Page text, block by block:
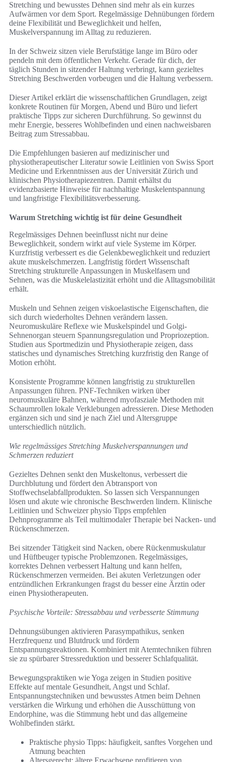
Stretching und bewusstes Dehnen sind mehr als ein kurzes
Aufwärmen vor dem Sport. Regelmässige Dehnübungen fördern
deine Flexibilität und Beweglichkeit und helfen,
Muskelverspannung im Alltag zu reduzieren.
In der Schweiz sitzen viele Berufstätige lange im Büro oder
pendeln mit dem öffentlichen Verkehr. Gerade für dich, der
täglich Stunden in sitzender Haltung verbringt, kann gezieltes
Stretching Beschwerden vorbeugen und die Haltung verbessern.
Dieser Artikel erklärt die wissenschaftlichen Grundlagen, zeigt
konkrete Routinen für Morgen, Abend und Büro und liefert
praktische Tipps zur sicheren Durchführung. So gewinnst du
mehr Energie, besseres Wohlbefinden und einen nachweisbaren
Beitrag zum Stressabbau.
Die Empfehlungen basieren auf medizinischer und
physiotherapeutischer Literatur sowie Leitlinien von Swiss Sport
Medicine und Erkenntnissen aus der Universität Zürich und
klinischen Physiotherapiezentren. Damit erhältst du
evidenzbasierte Hinweise für nachhaltige Muskelentspannung
und langfristige Flexibilitätsverbesserung.
Warum Stretching wichtig ist für deine Gesundheit
Regelmässiges Dehnen beeinflusst nicht nur deine
Beweglichkeit, sondern wirkt auf viele Systeme im Körper.
Kurzfristig verbessert es die Gelenkbeweglichkeit und reduziert
akute muskelschmerzen. Langfristig fördert Wissenschaft
Stretching strukturelle Anpassungen in Muskelfasern und
Sehnen, was die Muskelelastizität erhöht und die Alltagsmobilität
erhält.
Muskeln und Sehnen zeigen viskoelastische Eigenschaften, die
sich durch wiederholtes Dehnen verändern lassen.
Neuromuskuläre Reflexe wie Muskelspindel und Golgi-
Sehnenorgan steuern Spannungsregulation und Propriozeption.
Studien aus Sportmedizin und Physiotherapie zeigen, dass
statisches und dynamisches Stretching kurzfristig den Range of
Motion erhöht.
Konsistente Programme können langfristig zu strukturellen
Anpassungen führen. PNF-Techniken wirken über
neuromuskuläre Bahnen, während myofasziale Methoden mit
Schaumrollen lokale Verklebungen adressieren. Diese Methoden
ergänzen sich und sind je nach Ziel und Altersgruppe
unterschiedlich nützlich.
Wie regelmässiges Stretching Muskelverspannungen und
Schmerzen reduziert
Gezieltes Dehnen senkt den Muskeltonus, verbessert die
Durchblutung und fördert den Abtransport von
Stoffwechselabfallprodukten. So lassen sich Verspannungen
lösen und akute wie chronische Beschwerden lindern. Klinische
Leitlinien und Schweizer physio Tipps empfehlen
Dehnprogramme als Teil multimodaler Therapie bei Nacken- und
Rückenschmerzen.
Bei sitzender Tätigkeit sind Nacken, obere Rückenmuskulatur
und Hüftbeuger typische Problemzonen. Regelmässiges,
korrektes Dehnen verbessert Haltung und kann helfen,
Rückenschmerzen vermeiden. Bei akuten Verletzungen oder
entzündlichen Erkrankungen fragst du besser eine Ärztin oder
einen Physiotherapeuten.
Psychische Vorteile: Stressabbau und verbesserte Stimmung
Dehnungsübungen aktivieren Parasympathikus, senken
Herzfrequenz und Blutdruck und fördern
Entspannungsreaktionen. Kombiniert mit Atemtechniken führen
sie zu spürbarer Stressreduktion und besserer Schlafqualität.
Bewegungspraktiken wie Yoga zeigen in Studien positive
Effekte auf mentale Gesundheit, Angst und Schlaf.
Entspannungstechniken und bewusstes Atmen beim Dehnen
verstärken die Wirkung und erhöhen die Ausschüttung von
Endorphine, was die Stimmung hebt und das allgemeine
Wohlbefinden stärkt.
Praktische physio Tipps: häufigkeit, sanftes Vorgehen und
Atmung beachten
Altersgerecht: ältere Erwachsene profitieren von